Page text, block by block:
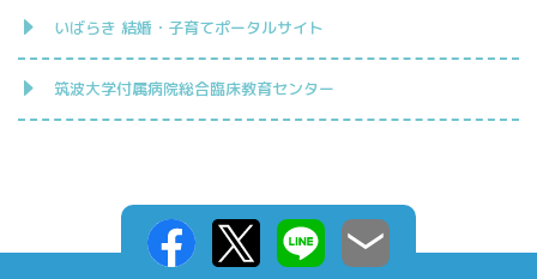
いばらき 結婚・子育てポータルサイト
筑波大学付属病院総合臨床教育センター